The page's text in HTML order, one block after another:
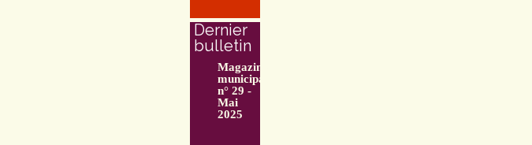
Dernier
bulletin
Magazine
municipal
n° 29 -
Mai
2025